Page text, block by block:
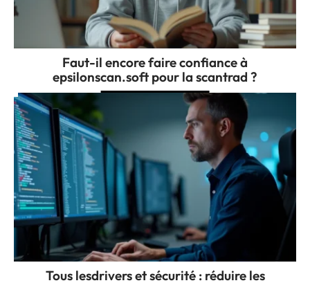
Faut-il encore faire confiance à
epsilonscan.soft pour la scantrad ?
Tous lesdrivers et sécurité : réduire les